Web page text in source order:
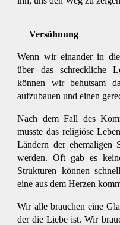
Versöhnung
Wenn wir einander in
über das schreckliche
können wir behutsam
aufzubauen und einen
Nach dem Fall des
musste das religiöse
Ländern der ehemaligen
werden. Oft gab es
Strukturen können
eine aus dem Herzen
Wir alle brauchen eine
der die Liebe ist. Wir